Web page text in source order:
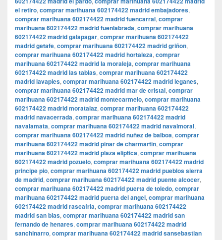
el retiro, comprar marihuana 602174422 madrid embajadores,
comprar marihuana 602174422 madrid fuencarral, comprar
marihuana 602174422 madrid fuenlabrada, comprar marihuana
602174422 madrid galapagar, comprar marihuana 602174422
madrid getafe, comprar marihuana 602174422 madrid griñon,
comprar marihuana 602174422 madrid hortaleza, comprar
marihuana 602174422 madrid la moraleja, comprar marihuana
602174422 madrid las tablas, comprar marihuana 602174422
madrid lavapies, comprar marihuana 602174422 madrid leganes,
comprar marihuana 602174422 madrid mar de cristal, comprar
marihuana 602174422 madrid montecarmelo, comprar marihuana
602174422 madrid moratalaz, comprar marihuana 602174422
madrid navacerrada, comprar marihuana 602174422 madrid
navalamata, comprar marihuana 602174422 madrid navalmoral,
comprar marihuana 602174422 madrid nuñez de balboa, comprar
marihuana 602174422 madrid pinar de charmartin, comprar
marihuana 602174422 madrid plaza eliptica, comprar marihuana
602174422 madrid pozuelo, comprar marihuana 602174422 madrid
principe pio, comprar marihuana 602174422 madrid pueblos sierra
de madrid, comprar marihuana 602174422 madrid puente alcocer,
comprar marihuana 602174422 madrid puerta de toledo, comprar
marihuana 602174422 madrid puerta del angel, comprar marihuana
602174422 madrid rascafria, comprar marihuana 602174422
madrid san blas, comprar marihuana 602174422 madrid san
fernando de henares, comprar marihuana 602174422 madrid
sanchinarro, comprar marihuana 602174422 madrid sansebastian